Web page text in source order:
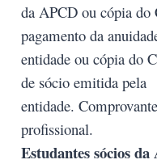
da APCD ou cópia do
pagamento da
entidade ou cópia do
de sócio emitida pela
entidade.
profissional.
Estudantes sócios da